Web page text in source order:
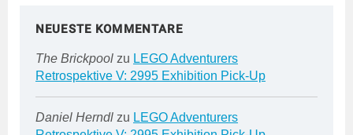
NEUESTE KOMMENTARE
The Brickpool zu LEGO Adventurers
Retrospektive V: 2995 Exhibition Pick-Up
Daniel Herndl zu LEGO Adventurers